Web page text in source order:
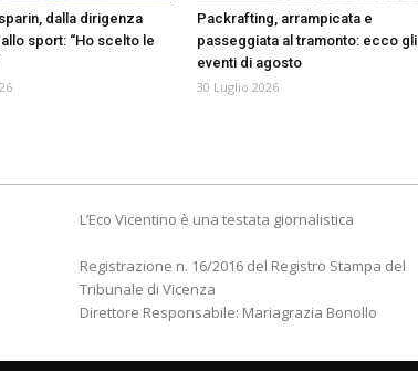
dalla dirigenza
sport: “Ho scelto le
Packrafting, arrampicata e
passeggiata al tramonto: ecco gli
eventi di agosto
30 Luglio 2026
L’Eco Vicentino è una testata giornalistica
Registrazione n. 16/2016 del Registro Stampa del
Tribunale di Vicenza
Direttore Responsabile: Mariagrazia Bonollo